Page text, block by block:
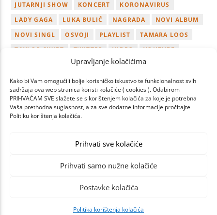
Upravljanje kolačićima
Kako bi Vam omogućili bolje korisničko iskustvo te funkcionalnost svih
sadržaja ova web stranica koristi kolačiće ( cookies ). Odabirom
PRIHVAĆAM SVE slažete se s korištenjem kolačića za koje je potrebna
Vaša prethodna suglasnost, a za sve dodatne informacije pročitajte
Politiku korištenja kolačića.
Prihvati sve kolačiće
Prihvati samo nužne kolačiće
Postavke kolačića
Politika korištenja kolačića
JUTARNJI SHOW
KONCERT
KORONAVIRUS
LADY GAGA
LUKA BULIĆ NAGRADA
NOVI ALBUM
NOVI SINGL
OSVOJI PLAYLIST
TAMARA LOOS
TAYLOR SWIFT
TWITTER VIDEO
YOUTUBE